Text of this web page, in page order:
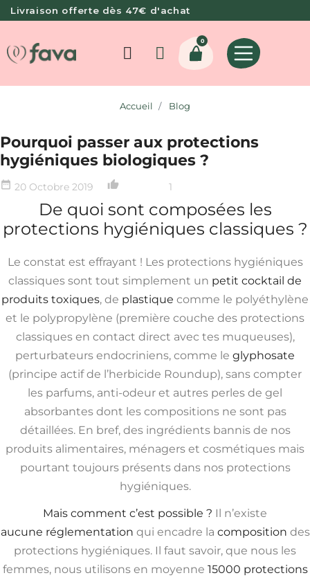
Livraison offerte dès 47€ d'achat
0
Accueil Blog
Pourquoi passer aux protections
hygiéniques biologiques ?
date_range 20 Octobre 2019 thumb_up_alt 1
De quoi sont composées les
protections hygiéniques classiques ?
Le constat est effrayant ! Les protections hygiéniques
classiques sont tout simplement un petit cocktail de
produits toxiques, de plastique comme le polyéthylène
et le polypropylène (première couche des protections
classiques en contact direct avec tes muqueuses),
perturbateurs endocriniens, comme le glyphosate
(principe actif de l’herbicide Roundup), sans compter
les parfums, anti-odeur et autres perles de gel
absorbantes dont les compositions ne sont pas
détaillées. En bref, des ingrédients bannis de nos
produits alimentaires, ménagers et cosmétiques mais
pourtant toujours présents dans nos protections
hygiéniques.
Mais comment c’est possible ? Il n’existe
aucune réglementation qui encadre la composition des
protections hygiéniques. Il faut savoir, que nous les
femmes, nous utilisons en moyenne 15000 protections